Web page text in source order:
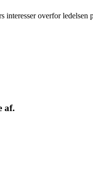
interesser overfor
af.